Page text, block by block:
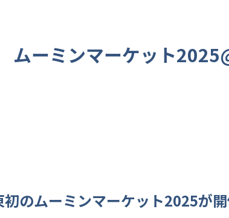
ムーミンマーケット
のムーミンマーケット2025が